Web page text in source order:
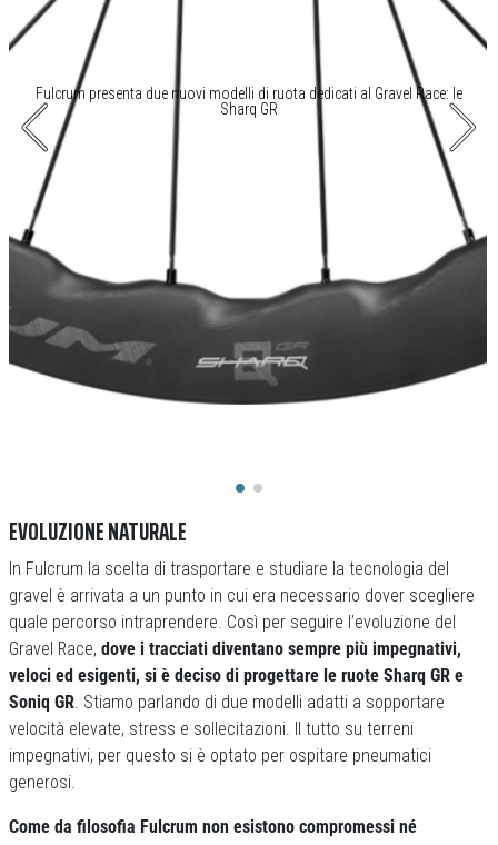
Fulcrum presenta due nuovi modelli di ruota dedicati al Gravel Race: le
Sharq GR
EVOLUZIONE NATURALE
In Fulcrum la scelta di trasportare e studiare la tecnologia del
gravel è arrivata a un punto in cui era necessario dover scegliere
quale percorso intraprendere. Così per seguire l’evoluzione del
Gravel Race, dove i tracciati diventano sempre più impegnativi,
veloci ed esigenti, si è deciso di progettare le ruote Sharq GR e
Soniq GR. Stiamo parlando di due modelli adatti a sopportare
velocità elevate, stress e sollecitazioni. Il tutto su terreni
impegnativi, per questo si è optato per ospitare pneumatici
generosi.
Come da filosofia Fulcrum non esistono compromessi né